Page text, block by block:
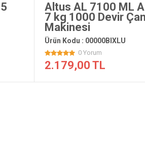
Altus AL 7100 ML
7 kg 1000 Devir
Makinesi
Ürün Kodu : 00000BIXLU
0 Yorum
2.179,00 TL